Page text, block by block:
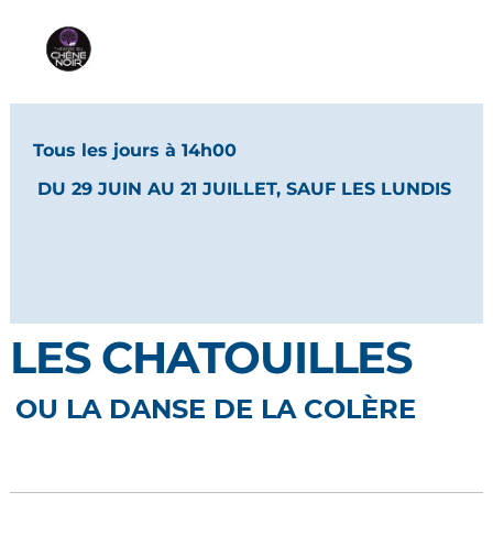
Tous les jours à 14h00
DU 29 JUIN AU 21 JUILLET, SAUF LES LUNDIS
LES CHATOUILLES
OU LA DANSE DE LA COLÈRE